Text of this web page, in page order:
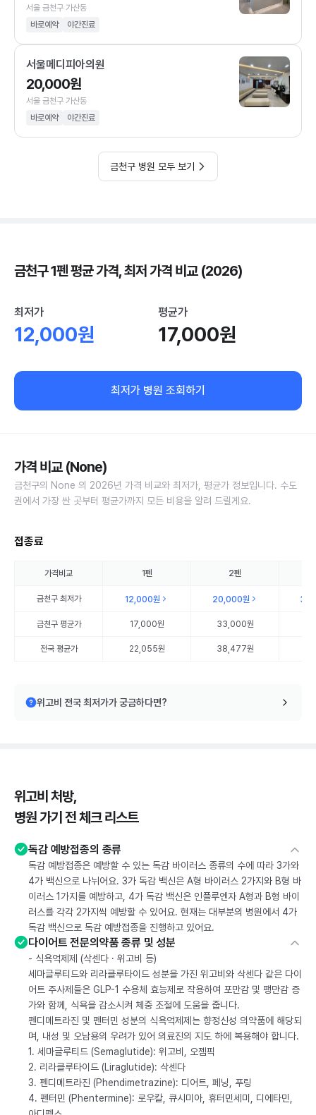
서울 금천구 가산동
바로예약
야간진료
서울메디피아의원
20,000원
서울 금천구 가산동
바로예약
야간진료
금천구 병원 모두 보기
금천구 1펜 평균 가격, 최저 가격 비교 (2026)
최저가
12,000원
평균가
17,000원
최저가 병원 조회하기
가격 비교 (None)
금천구의 None 의 2026년 가격 비교와 최저가, 평균가 정보입니다. 수도
권에서 가장 싼 곳부터 평균가까지 모든 비용을 알려 드릴게요.
접종료
가격비교 1펜 2펜
금천구최저가 12,000원 20,000원
금천구평균가 17,000원 33,000원
전국 평균가 22,055원 38,477원
위고비 전국 최저가가 궁금하다면?
위고비 처방,
병원 가기 전 체크 리스트
독감 예방접종의 종류
독감 예방접종은 예방할 수 있는 독감 바이러스 종류의 수에 따라 3가와
4가 백신으로 나뉘어요. 3가 독감 백신은 A형 바이러스 2가지와 B형 바
이러스 1가지를 예방하고, 4가 독감 백신은 인플루엔자 A형과 B형 바이
러스를 각각 2가지씩 예방할 수 있어요. 현재는 대부분의 병원에서 4가
독감 백신으로 독감 예방접종을 진행하고 있어요.
다이어트 전문의약품 종류 및 성분
- 식욕억제제 (삭센다 · 위고비 등)
세마글루티드와 리라클루타이드 성분을 가진 위고비와 삭센다 같은 다이
어트 주사제들은 GLP-1 수용체 효능제로 작용하여 포만감 및 팽만감 증
가와 함께, 식욕을 감소시켜 체중 조절에 도움을 줍니다.
펜디메트라진 및 펜터민 성분의 식욕억제제는 향정신성 의약품에 해당되
며, 내성 및 오남용의 우려가 있어 의료진의 지도 하에 복용해야 합니다.
1. 세마글루티드 (Semaglutide): 위고비, 오젬픽
2. 리라클루타이드 (Liraglutide): 삭센다
3. 펜디메트라진 (Phendimetrazine): 디어트, 페닝, 푸링
4. 펜터민 (Phentermine): 로우칼, 큐시미아, 휴터민세미, 디에타민,